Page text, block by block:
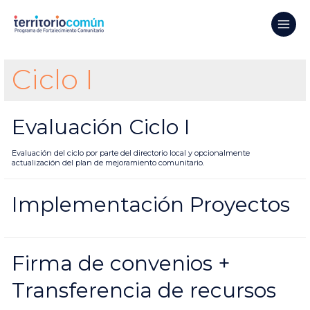
Ciclo I
Evaluación Ciclo I
Evaluación del ciclo por parte del directorio local y opcionalmente
actualización del plan de mejoramiento comunitario.
Implementación Proyectos
Firma de convenios +
Transferencia de recursos